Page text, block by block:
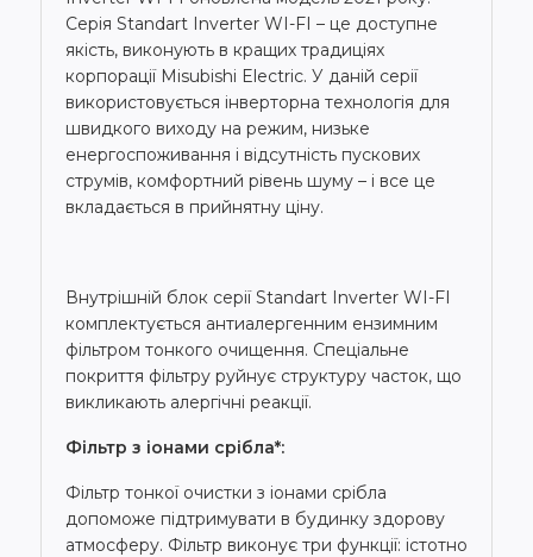
Серія Standart Inverter WI-FI – це доступне
якість, виконують в кращих традиціях
корпорації Misubishi Electric. У даній серії
використовується інверторна технологія для
швидкого виходу на режим, низьке
енергоспоживання і відсутність пускових
струмів, комфортний рівень шуму – і все це
вкладається в прийнятну ціну.
Внутрішній блок серії Standart Inverter WI-FI
комплектується антиалергенним ензимним
фільтром тонкого очищення. Спеціальне
покриття фільтру руйнує структуру часток, що
викликають алергічні реакції.
Фільтр з іонами срібла*:
Фільтр тонкої очистки з іонами срібла
допоможе підтримувати в будинку здорову
атмосферу. Фільтр виконує три функції: істотно